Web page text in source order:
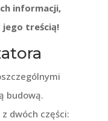
informacji,
jego treścią!
budową.
dwóch części: